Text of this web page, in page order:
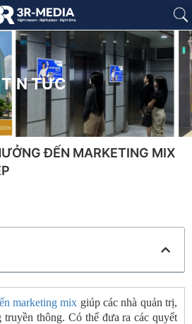
TIN TỨC
ĐẾN MARKETING MIX
marketing mix giúp các nhà quản trị,
thông. Có thể đưa ra các quyết